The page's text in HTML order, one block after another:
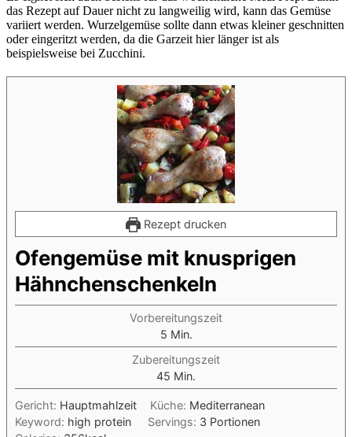
das Rezept auf Dauer nicht zu langweilig wird, kann das Gemüse
variiert werden. Wurzelgemüse sollte dann etwas kleiner geschnitten
oder eingeritzt werden, da die Garzeit hier länger ist als
beispielsweise bei Zucchini.
Rezept drucken
Ofengemüse mit knusprigen
Hähnchenschenkeln
Vorbereitungszeit
5Minuten
Min.
Zubereitungszeit
45 Minuten
Min.
Gericht: Hauptmahlzeit Küche: Mediterranean
Keyword: high protein Servings: 3 Portionen